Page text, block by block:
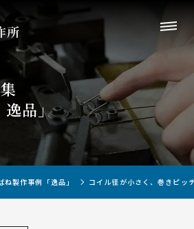
逸品」
ね製作事例「逸品」 コイル径が小さく、巻きピッ